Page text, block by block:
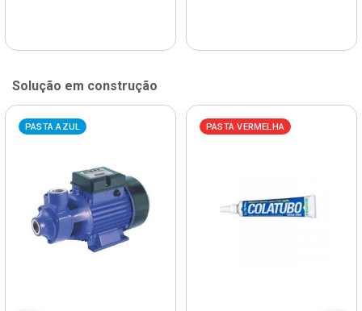
Solução em construção
PASTA AZUL PASTA VERMELHA